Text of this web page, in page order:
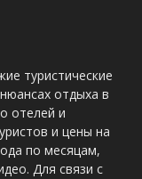
туристические
отдыха в
отелей и
и цены на
по месяцам,
Для связи с